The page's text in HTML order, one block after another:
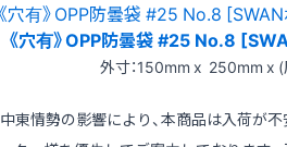
《穴有》OPP防曇袋 #25 No.8
外寸：150mm x 250mm x
東情勢の影響により、本商品は入荷が